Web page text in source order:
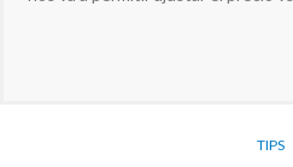
TIPS